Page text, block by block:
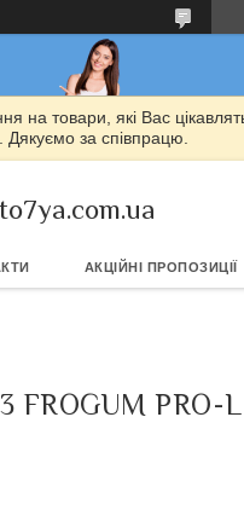
товари, які Вас
за співпрацю.
АКЦІЙНІ ПРОПОЗИЦІЇ
PRO-